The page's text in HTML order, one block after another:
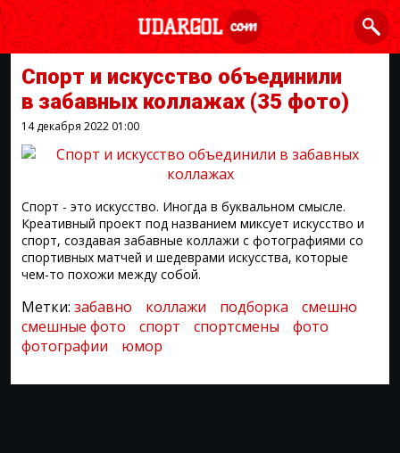
Спорт и искусство объединили
в забавных коллажах (35 фото)
14 декабря 2022 01:00
Спорт - это искусство. Иногда в буквальном смысле.
Креативный проект под названием миксует искусство и
спорт, создавая забавные коллажи с фотографиями со
спортивных матчей и шедеврами искусства, которые
чем-то похожи между собой.
Метки: забавно коллажи подборка
смешно
смешные фото
спорт спортсмены
фото
фотографии
юмор